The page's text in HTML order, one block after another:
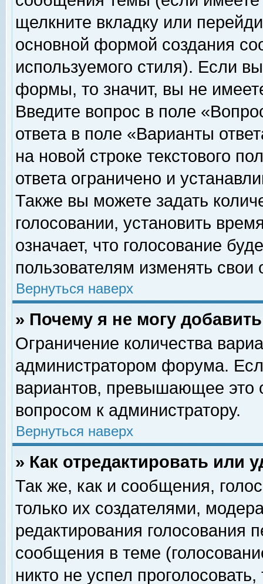
щелкните вкладку или
основной формой создания
используемого стиля). Если
формы, то значит, вы не
Введите вопрос в поле
ответа в поле «Варианты
на новой строке текстового
ответа ограничено и
Также вы можете задать
голосовании, установить
означает, что голосование
пользователям изменять свои
Вернуться наверх
» Почему я не могу
Ограничение количества
администратором форума.
вариантов, превышающее это
вопросом к администратору.
Вернуться наверх
» Как отредактировать или
Так же, как и сообщения,
только их создателями,
редактирования голосования
сообщения в теме
никто не успел